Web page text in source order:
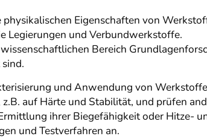
Eigenschaften von
Legierungen und Verbundwerkstoffe.
Bereich
und Anwendung von
auf Härte und Stabilität, und prüfen
ihrer Biegefähigkeit oder Hitze-
und Testverfahren an.